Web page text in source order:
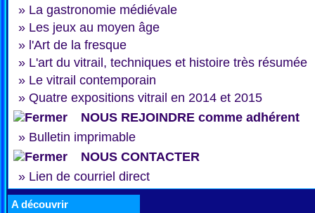
» La gastronomie médiévale
» Les jeux au moyen âge
» l'Art de la fresque
» L'art du vitrail, techniques et histoire très résumée
» Le vitrail contemporain
» Quatre expositions vitrail en 2014 et 2015
NOUS REJOINDRE comme adhérent
» Bulletin imprimable
NOUS CONTACTER
» Lien de courriel direct
A découvrir